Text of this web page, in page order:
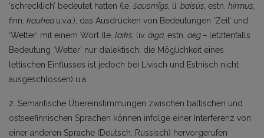
‘schrecklich’ bedeutet hatten (le. šausmīgs, li. baisùs, estn. hirmus,
finn. kauhea u.v.a.), das Ausdrücken von Bedeutungen ‘Zeit’ und
‘Wetter’ mit einem Wort (le. laiks, liv. āiga, estn. aeg – letztenfalls
Bedeutung ‘Wetter’ nur dialektisch; die Möglichkeit eines
lettischen Einflusses ist jedoch bei Livisch und Estnisch nicht
ausgeschlossen) u.a.
2. Semantische Übereinstimmungen zwischen baltischen und
ostseefinnischen Sprachen können infolge einer Interferenz von
einer anderen Sprache (Deutsch, Russisch) hervorgerufen